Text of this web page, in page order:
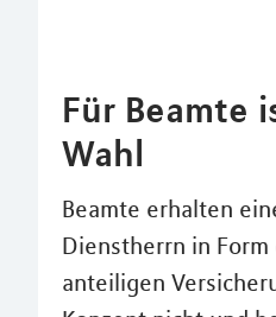
Für Beamte
Wahl
Beamte erhalten
Dienstherrn in
anteiligen